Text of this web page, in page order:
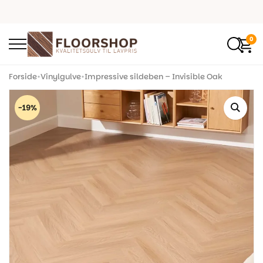
0
Forside•Vinylgulve•Impressive sildeben – Invisible Oak
-19%